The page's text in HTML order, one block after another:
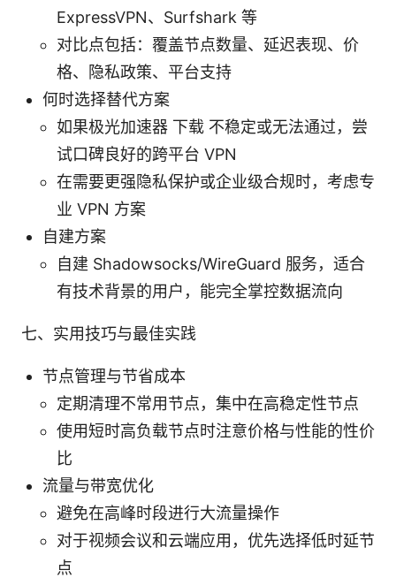
ExpressVPN、Surfshark 等
对比点包括：覆盖节点数量、延迟表现、价
格、隐私政策、平台支持
何时选择替代方案
如果极光加速器 下载 不稳定或无法通过，尝
试口碑良好的跨平台 VPN
在需要更强隐私保护或企业级合规时，考虑专
业 VPN 方案
自建方案
自建 Shadowsocks/WireGuard 服务，适合
有技术背景的用户，能完全掌控数据流向
七、实用技巧与最佳实践
节点管理与节省成本
定期清理不常用节点，集中在高稳定性节点
使用短时高负载节点时注意价格与性能的性价
比
流量与带宽优化
避免在高峰时段进行大流量操作
对于视频会议和云端应用，优先选择低时延节
点